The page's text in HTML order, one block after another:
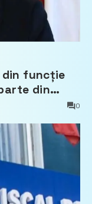
funcție
din
0